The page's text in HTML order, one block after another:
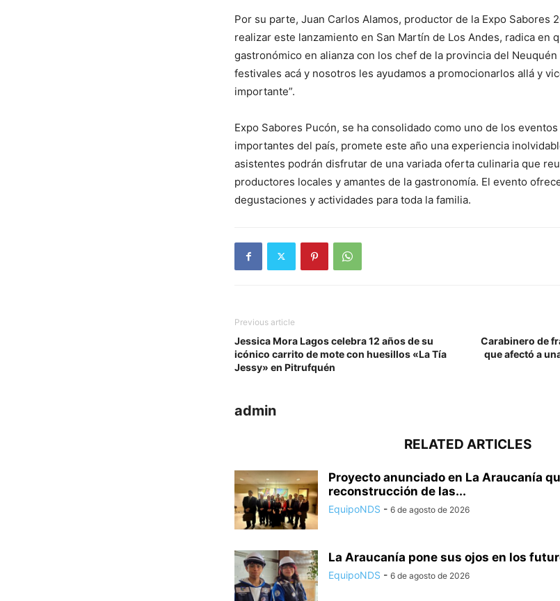
Por su parte, Juan Carlos Alamos, productor de la Expo Sabores
realizar este lanzamiento en San Martín de Los Andes, radica en
gastronómico en alianza con los chef de la provincia del
festivales acá y nosotros les ayudamos a promocionarlos allá y
importante”.
Expo Sabores Pucón, se ha consolidado como uno de los
importantes del país, promete este año una experiencia
asistentes podrán disfrutar de una variada oferta culinaria que
productores locales y amantes de la gastronomía. El evento
degustaciones y actividades para toda la familia.
Previous article
Jessica Mora Lagos celebra 12 años de su
icónico carrito de mote con huesillos «La Tía
Jessy» en Pitrufquén
Carabinero de
que afectó a
admin
RELATED ARTICLES
Proyecto anunciado en La Araucanía
reconstrucción de las...
EquipoNDS - 6 de agosto de 2026
La Araucanía pone sus ojos en los
EquipoNDS - 6 de agosto de 2026